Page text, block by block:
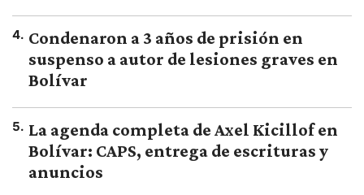
4. Condenaron a 3 años de prisión en
suspenso a autor de lesiones graves en
Bolívar
5. La agenda completa de Axel Kicillof en
Bolívar: CAPS, entrega de escrituras y
anuncios